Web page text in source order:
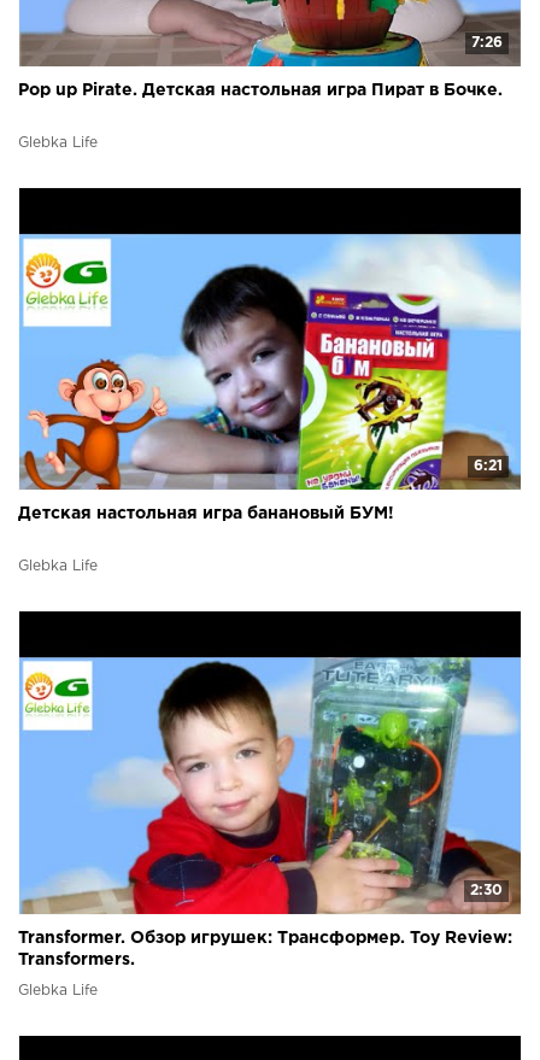
7:26
Pop up Pirate. Детская настольная игра Пират в Бочке.
Glebka Life
6:21
Детская настольная игра банановый БУМ!
Glebka Life
2:30
Transformer. Обзор игрушек: Трансформер. Toy Review:
Transformers.
Glebka Life